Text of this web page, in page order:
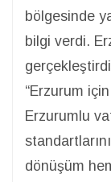
bölgesinde
bilgi verdi.
“Erzurum
Erzurumlu
dönüşüm